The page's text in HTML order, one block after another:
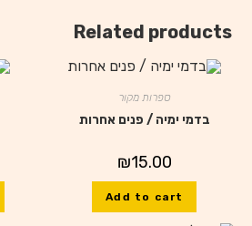
Related products
ספרות מקור
בדמי ימיה / פנים אחרות
₪15.00
Add to cart